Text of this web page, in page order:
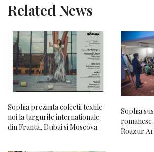
Related News
Sophia prezinta colectii textile
noi la targurile internationale
din Franta, Dubai si Moscova
Sophia
Roazur